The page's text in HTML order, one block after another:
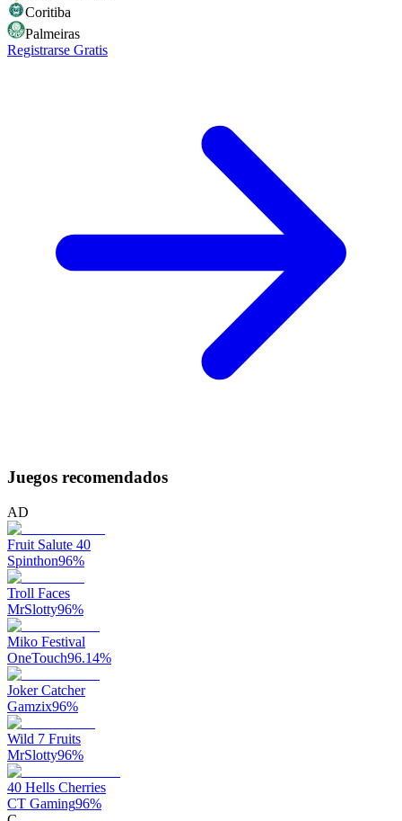
Coritiba
Palmeiras
Registrarse Gratis
Juegos recomendados
AD
Fruit Salute 40
Spinthon96%
Troll Faces
MrSlotty96%
Miko Festival
OneTouch96.14%
Joker Catcher
Gamzix96%
Wild 7 Fruits
MrSlotty96%
40 Hells Cherries
CT Gaming96%